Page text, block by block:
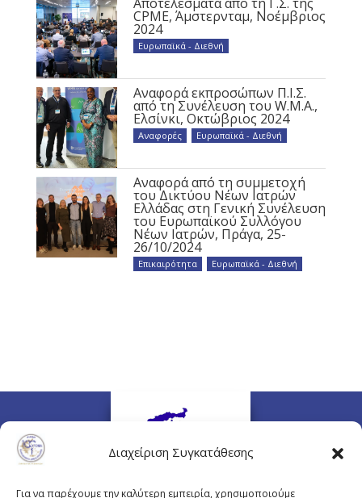
Διαχείριση Συγκατάθεσης
Για να παρέχουμε την καλύτερη εμπειρία, χρησιμοποιούμε
CPME, Άμστερνταμ, Νοέμβριος
2024
Ευρωπαϊκά - Διεθνή
Αναφορά εκπροσώπων Π.Ι.Σ.
από τη Συνέλευση του W.M.A.,
Ελσίνκι, Οκτώβριος 2024
Αναφορές Ευρωπαϊκά - Διεθνή
Αναφορά από τη συμμετοχή
του Δικτύου Νέων Ιατρών
Ελλάδας στη Γενική Συνέλευση
του Ευρωπαϊκού Συλλόγου
Νέων Ιατρών, Πράγα, 25-
26/10/2024
Επικαιρότητα Ευρωπαϊκά - Διεθνή